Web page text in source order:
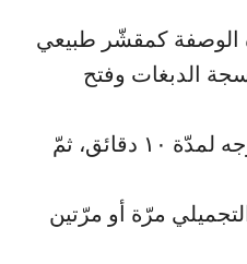
الوصفة كمقشّر طبيعي
الدبغات وفتح
اتركوا القناع على الوجه لمدّة ١٠ دقائق، ثمّ
مرّة أو مرّتين